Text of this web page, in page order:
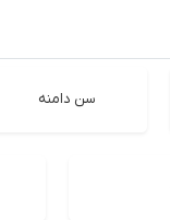
سن دامنه